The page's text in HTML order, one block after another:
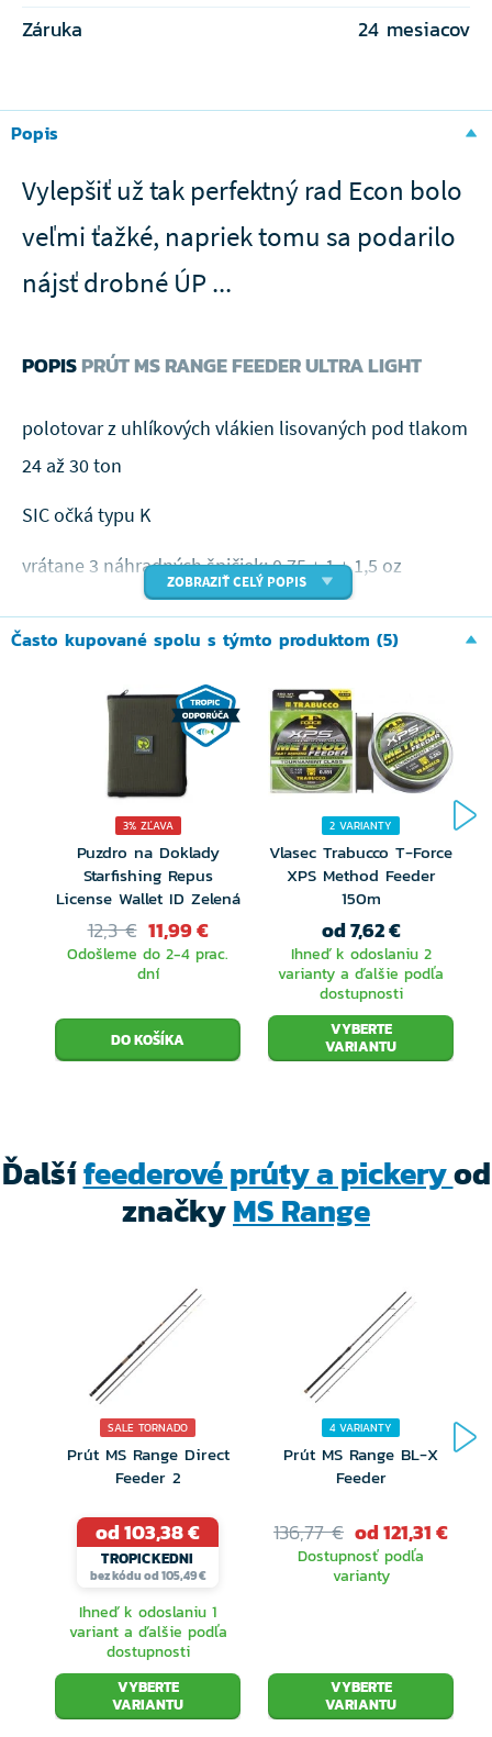
Záruka
24 mesiacov
Popis
Vylepšiť už tak perfektný rad Econ bolo
veľmi ťažké, napriek tomu sa podarilo
nájsť drobné ÚP ...
POPISPRÚT MS RANGE FEEDER ULTRA LIGHT
polotovar z uhlíkových vlákien lisovaných pod tlakom
24 až 30 ton
SIC očká typu K
vrátane 3 náhradných špičiek: 0,75 + 1 + 1,5 oz
priemer špičky: 2,40 mm
určený pre ultra ľahkú záťaž. Prút je vyrobený z
kvalitných uhlíkových vlákien lisovaných pod tlakom
24 až 30 ton. Je osadený kvalitnými SIC očkami typu
K. Korková rukoväť je čiastočne potiahnutá
materiálom EVA, ktorý zaručuje bezpečné uchopenie
aj za zlých klimatických podmienok. Všetky modely sú
dodávané s tromi náhradnými špičkami.
ZOBRAZIŤ CELÝ POPIS
Často kupované spolu s týmto produktom (5)
3% ZĽAVA
Puzdro na Doklady
Starfishing Repus
License Wallet ID Zelená
12,3 € 11,99 €
Odošleme do 2-4 prac.
dní
2 VARIANTY
Vlasec Trabucco T-Force
XPS Method Feeder
150m
od 7,62 €
Ihneď k odoslaniu 2
varianty a ďalšie podľa
dostupnosti
VYBERTE
VARIANTU
Ďalšífeederové prúty a pickeryod
značkyMS Range
SALE TORNADO
Prút MS Range Direct
Feeder 2
od 103,38 €
TROPICKEDNI
bez kódu od 105,49 €
Ihneď k odoslaniu 1
variant a ďalšie podľa
dostupnosti
VYBERTE
VARIANTU
4 VARIANTY
Prút MS Range BL-X
Feeder
136,77 € od 121,31 €
Dostupnosť podľa
varianty
VYBERTE
VARIANTU